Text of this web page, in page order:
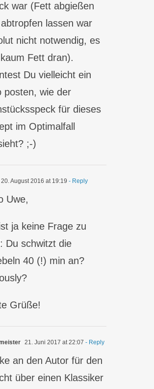
war (Fett abgießen
lassen war
nicht notwendig, es
Fett dran).
Du vielleicht ein
posten, wie der
für dieses
im Optimalfall
;-)
20. August 2016 at 19:19 - Reply
Uwe,
ja keine Frage zu
Du schwitzt die
40 (!) min an?
Grüße!
21. Juni 2017 at 22:07 - Reply
an den Autor für den
über einen Klassiker